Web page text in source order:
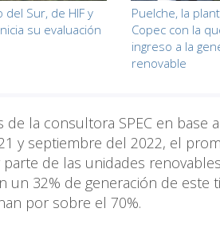
del Sur, de HIF y
su evaluación
Puelche, la
Copec con la
ingreso a la
renovable
la consultora SPEC en base
y septiembre del 2022, el
de las unidades
un 32% de generación de este
por sobre el 70%.